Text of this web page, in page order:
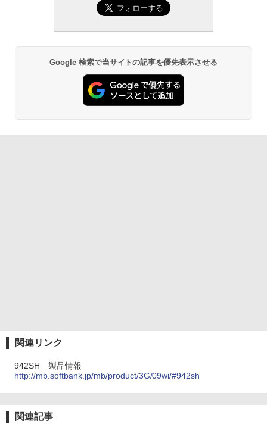
Google 検索で当サイトの記事を優先表示させる
関連リンク
942SH 製品情報
http://mb.softbank.jp/mb/product/3G/09wi/#942sh
関連記事